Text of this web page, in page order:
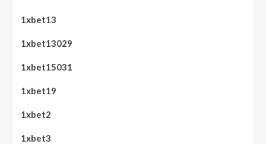
1xbet13
1xbet13029
1xbet15031
1xbet19
1xbet2
1xbet3